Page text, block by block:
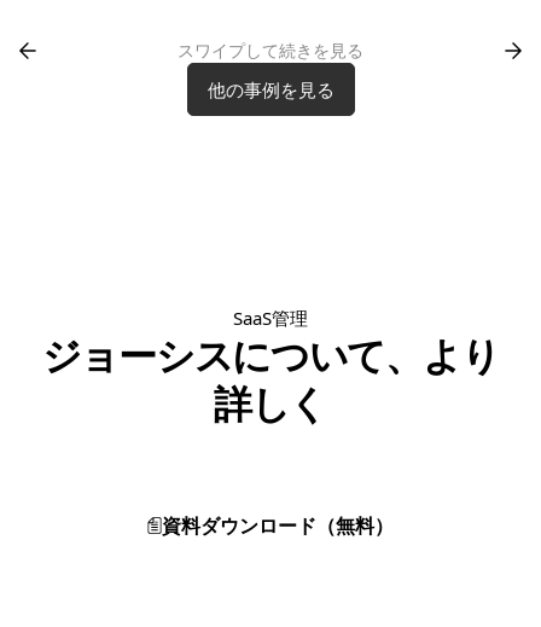
スワイプして続きを見る
他の事例を見る
他の事例を見る
SaaS管理
ジョーシスについて、より
詳しく
資料ダウンロード（無料）